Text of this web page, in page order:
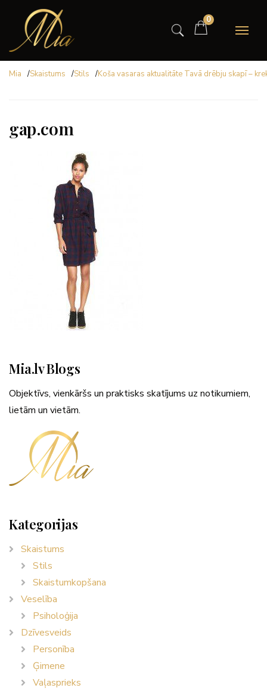
0
Mia /Skaistums /Stils /Koša vasaras aktualitāte Tavā drēbju skapī –
gap.com
Mia.lv Blogs
Objektīvs, vienkāršs un praktisks skatījums uz notikumiem,
lietām un vietām.
Kategorijas
Skaistums
Stils
Skaistumkopšana
Veselība
Psiholoģija
Dzīvesveids
Personība
Ģimene
Vaļasprieks